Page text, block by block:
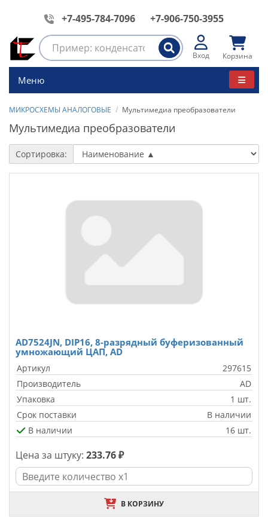
+7-495-784-7096 +7-906-750-3955
Вход Корзина
Меню
МИКРОСХЕМЫ АНАЛОГОВЫЕ Мультимедиа преобразователи
Мультимедиа преобразователи
Сортировка:
AD7524JN, DIP16, 8-разрядный буферизованный
умножающий ЦАП, AD
Артикул
297615
Производитель
AD
Упаковка
1 шт.
Срок поставки
В наличии
В наличии
16 шт.
Цена за штуку: 233.76 ₽
В КОРЗИНУ